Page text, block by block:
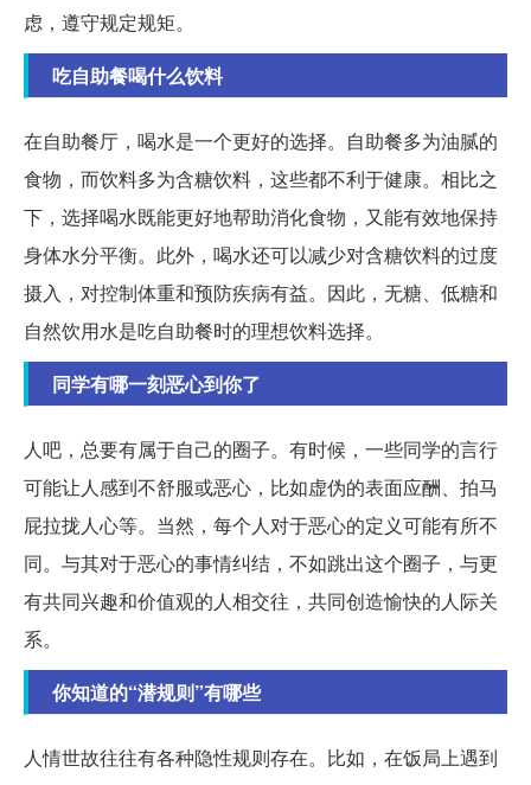
虑，遵守规定规矩。
吃自助餐喝什么饮料
在自助餐厅，喝水是一个更好的选择。自助餐多为油腻的
食物，而饮料多为含糖饮料，这些都不利于健康。相比之
下，选择喝水既能更好地帮助消化食物，又能有效地保持
身体水分平衡。此外，喝水还可以减少对含糖饮料的过度
摄入，对控制体重和预防疾病有益。因此，无糖、低糖和
自然饮用水是吃自助餐时的理想饮料选择。
同学有哪一刻恶心到你了
人吧，总要有属于自己的圈子。有时候，一些同学的言行
可能让人感到不舒服或恶心，比如虚伪的表面应酬、拍马
屁拉拢人心等。当然，每个人对于恶心的定义可能有所不
同。与其对于恶心的事情纠结，不如跳出这个圈子，与更
有共同兴趣和价值观的人相交往，共同创造愉快的人际关
系。
你知道的“潜规则”有哪些
人情世故往往有各种隐性规则存在。比如，在饭局上遇到